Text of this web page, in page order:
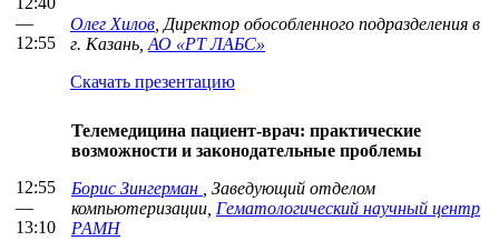
—
12:55
Олег Хилов , Директор обособленного подразделения в
г. Казань, АО «РТ ЛАБС»
Скачать презентацию
12:55
—
13:10
Телемедицина пациент-врач: практические
возможности и законодательные проблемы
Борис Зингерман
, Заведующий отделом
компьютеризации, Гематологический научный центр
РАМН